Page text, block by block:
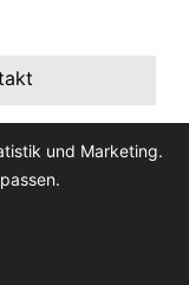
und Marketing.